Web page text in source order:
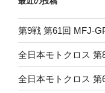
の
第9戦 第61回 MFJ-
全日本モトクロス
全日本モトクロス 第